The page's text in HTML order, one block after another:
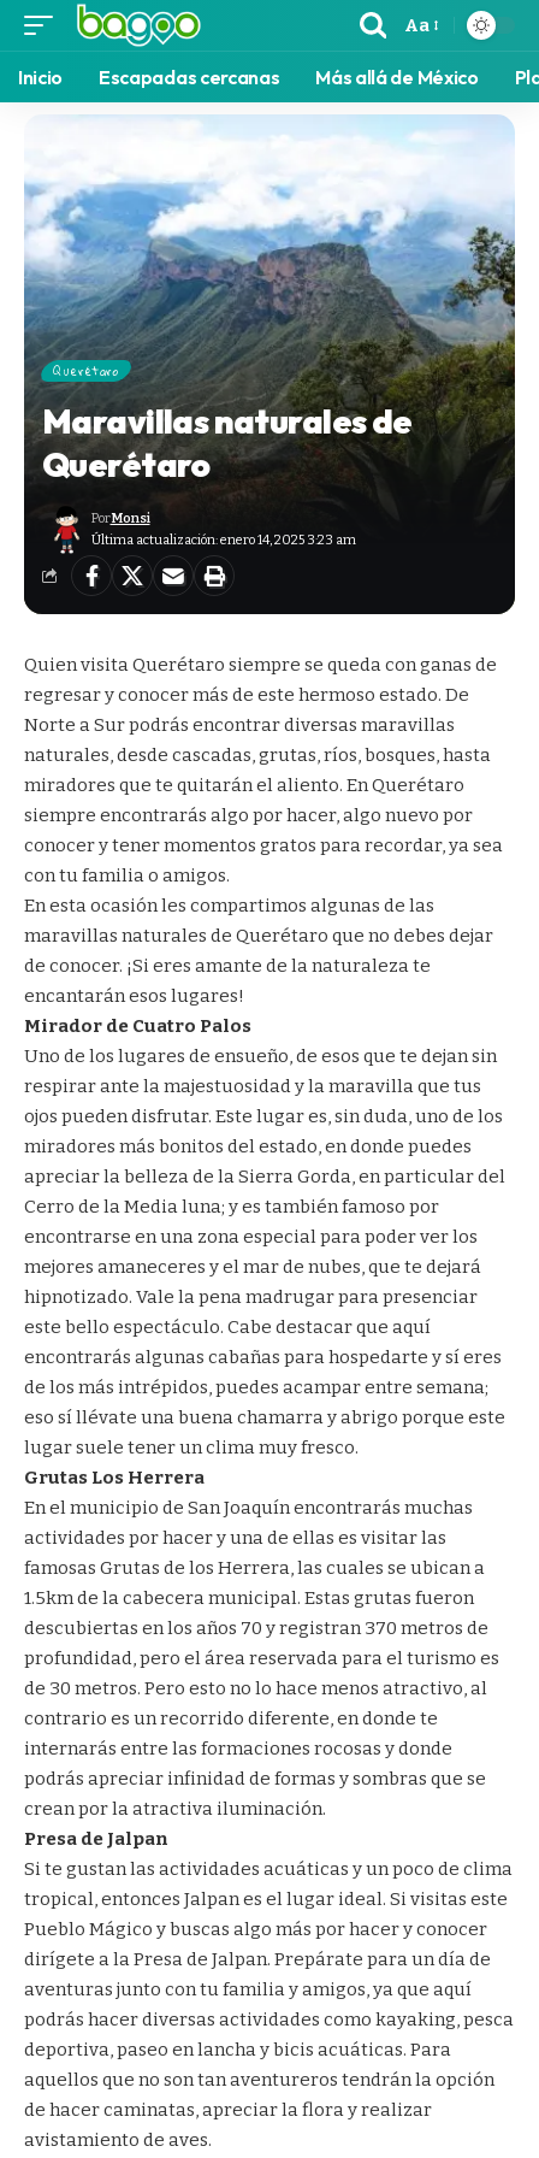
Aa
Inicio Escapadas cercanas Más allá de México
Querétaro
Maravillas naturales de
Querétaro
Última actualización: enero 14, 2025 3:23 am
PorMonsi
Quien visita Querétaro siempre se queda con ganas de
regresar y conocer más de este hermoso estado. De
Norte a Sur podrás encontrar diversas maravillas
naturales, desde cascadas, grutas, ríos, bosques, hasta
miradores que te quitarán el aliento. En Querétaro
siempre encontrarás algo por hacer, algo nuevo por
conocer y tener momentos gratos para recordar, ya sea
con tu familia o amigos.
En esta ocasión les compartimos algunas de las
maravillas naturales de Querétaro que no debes dejar
de conocer. ¡Si eres amante de la naturaleza te
encantarán esos lugares!
Mirador de Cuatro Palos
Uno de los lugares de ensueño, de esos que te dejan sin
respirar ante la majestuosidad y la maravilla que tus
ojos pueden disfrutar. Este lugar es, sin duda, uno de los
miradores más bonitos del estado, en donde puedes
apreciar la belleza de la Sierra Gorda, en particular del
Cerro de la Media luna; y es también famoso por
encontrarse en una zona especial para poder ver los
mejores amaneceres y el mar de nubes, que te dejará
hipnotizado. Vale la pena madrugar para presenciar
este bello espectáculo. Cabe destacar que aquí
encontrarás algunas cabañas para hospedarte y sí eres
de los más intrépidos, puedes acampar entre semana;
eso sí llévate una buena chamarra y abrigo porque este
lugar suele tener un clima muy fresco.
Grutas Los Herrera
En el municipio de San Joaquín encontrarás muchas
actividades por hacer y una de ellas es visitar las
famosas Grutas de los Herrera, las cuales se ubican a
1.5km de la cabecera municipal. Estas grutas fueron
descubiertas en los años 70 y registran 370 metros de
profundidad, pero el área reservada para el turismo es
de 30 metros. Pero esto no lo hace menos atractivo, al
contrario es un recorrido diferente, en donde te
internarás entre las formaciones rocosas y donde
podrás apreciar infinidad de formas y sombras que se
crean por la atractiva iluminación.
Presa de Jalpan
Si te gustan las actividades acuáticas y un poco de clima
tropical, entonces Jalpan es el lugar ideal. Si visitas este
Pueblo Mágico y buscas algo más por hacer y conocer
dirígete a la Presa de Jalpan. Prepárate para un día de
aventuras junto con tu familia y amigos, ya que aquí
podrás hacer diversas actividades como kayaking, pesca
deportiva, paseo en lancha y bicis acuáticas. Para
aquellos que no son tan aventureros tendrán la opción
de hacer caminatas, apreciar la flora y realizar
avistamiento de aves.